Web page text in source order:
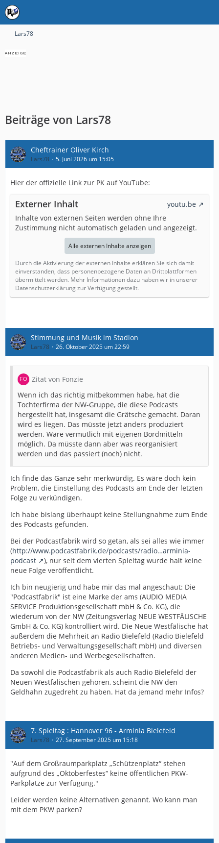
Lars78
Beiträge von Lars78
Cheftrainer Oliver Kirch
Lars78 5. Juni 2026 um 15:05
Hier der offizielle Link zur PK auf YouTube:
Externer Inhalt
youtu.be
Inhalte von externen Seiten werden ohne Ihre
Zustimmung nicht automatisch geladen und angezeigt.
Alle externen Inhalte anzeigen
Durch die Aktivierung der externen Inhalte erklären Sie sich damit
einverstanden, dass personenbezogene Daten an Drittplattformen
übermittelt werden. Mehr Informationen dazu haben wir in unserer
Datenschutzerklärung zur Verfügung gestellt.
Stimmung und Musik im Stadion
Lars78 26. Oktober 2025 um 22:59
Zitat von Fonzie
Wenn ich das richtig mitbekommen habe, hat die
Tochterfirma der NW-Gruppe, die diese Podcasts
hergestellt hat, insgesamt die Grätsche gemacht. Daran
wird es liegen. Das müsste jetzt anders produziert
werden. Wäre vermutlich mit eigenen Bordmitteln
möglich. Da müsste dann aber was reorganisiert
werden und das passiert (noch) nicht.
Ich finde das Ganze sehr merkwürdig. Es wäre doch kein
Problem, die Einstellung des Podcasts am Ende der letzten
Folge zu verkündigen.
Ich habe bislang überhaupt keine Stellungnahme zum Ende
des Podcasts gefunden.
Bei der Podcastfabrik wird so getan, als sei alles wie immer
(http://www.podcastfabrik.de/podcasts/radio…arminia-
podcast
), nur seit dem vierten Spieltag wurde halt keine
neue Folge veröffentlicht.
Ich bin neugierig und habe mir das mal angeschaut: Die
"Podcastfabrik" ist eine Marke der ams (AUDIO MEDIA
SERVICE Produktionsgesellschaft mbH & Co. KG), die
wiederum von der NW (Zeitungsverlag NEUE WESTFÄLISCHE
GmbH & Co. KG) kontrolliert wird. Die Neue Westfälische hat
außerdem die Mehrheit an Radio Bielefeld (Radio Bielefeld
Betriebs- und Verwaltungsgesellschaft mbH) und diversen
anderen Medien- und Werbegesellschaften.
Da sowohl die Podcastfabrik als auch Radio Bielefeld der
Neuen Westfälischen gehören, scheint die NW den
Geldhahn zugedreht zu haben. Hat da jemand mehr Infos?
7. Spieltag : Hannover 96 - Arminia Bielefeld
Lars78 27. September 2025 um 15:18
"Auf dem Großraumparkplatz „Schützenplatz“ stehen
aufgrund des „Oktoberfestes“ keine öffentlichen PKW-
Parkplätze zur Verfügung."
Leider werden keine Alternativen genannt. Wo kann man
mit dem PKW parken?